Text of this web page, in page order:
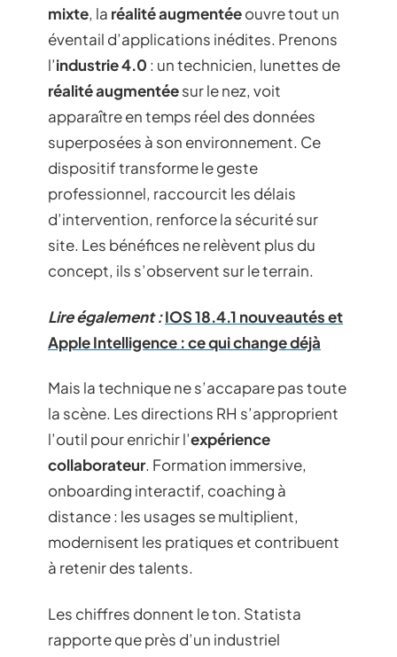
mixte, la réalité augmentéeouvre tout un
éventail d’applications inédites. Prenons
l’industrie 4.0 : un technicien, lunettes de
réalité augmentéesur le nez, voit
apparaître en temps réel des données
superposées à son environnement. Ce
dispositif transforme le geste
professionnel, raccourcit les délais
d’intervention, renforce la sécurité sur
site. Les bénéfices ne relèvent plus du
concept, ils s’observent sur le terrain.
Lire également :IOS 18.4.1 nouveautés et
Apple Intelligence : ce qui change déjà
Mais la technique ne s’accapare pas toute
la scène. Les directions RH s’approprient
l’outil pour enrichir l’expérience
collaborateur. Formation immersive,
onboarding interactif, coaching à
distance : les usages se multiplient,
modernisent les pratiques et contribuent
à retenir des talents.
Les chiffres donnent le ton. Statista
rapporte que près d’un industriel